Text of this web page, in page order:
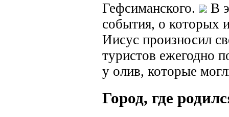
Гефсиманского.
В
события, о которых
Иисус произносил
туристов ежегодно
у олив, которые
Город, где